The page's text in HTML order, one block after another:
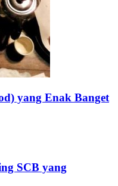
yang Enak Banget
SCB yang